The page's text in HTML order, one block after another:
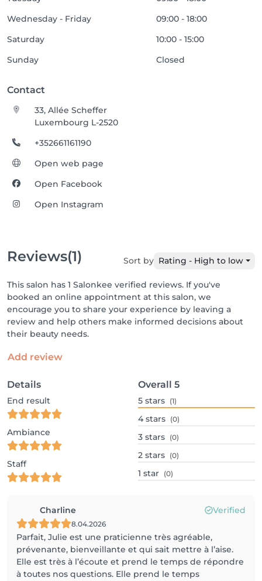
Wednesday - Friday
09:00 - 18:00
Saturday
10:00 - 15:00
Sunday
Closed
Contact
33, Allée Scheffer
Luxembourg L-2520
+352661161190
Open web page
Open Facebook
Open Instagram
Reviews(1) Sort by Rating - High to low
This salon has 1 Salonkee verified reviews. If you've
booked an online appointment at this salon, we
encourage you to share your experience by leaving a
review and help others make informed decisions about
their beauty needs.
Add review
Details
End result
Ambiance
Staff
Overall 5
5 stars (1)
4 stars (0)
3 stars (0)
2 stars (0)
1 star (0)
Charline Verified
8.04.2026
Parfait, Julie est une praticienne très agréable,
prévenante, bienveillante et qui sait mettre à l’aise.
Elle est très à l’écoute et prend le temps de répondre
à toutes nos questions. Elle prend le temps